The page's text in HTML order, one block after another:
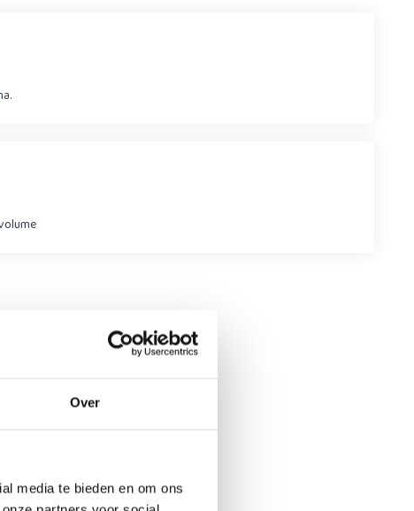
Over
media te bieden en om ons